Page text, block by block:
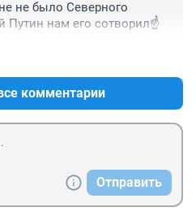
не было Северного
Путин нам его сотворил☝️
комментарии
Отправить